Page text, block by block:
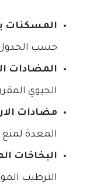
المسكنات
حسب الجدول
المضادات
الحيوي
مضادات
المعدة
البخاخات
الترطيب